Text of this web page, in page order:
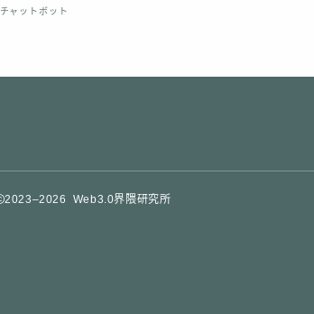
チャットボット
2023–2026 Web3.0界隈研究所